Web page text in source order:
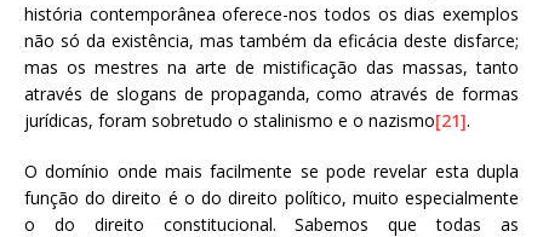
história contemporânea oferece-nos todos os dias exemplos
não só da existência, mas também da eficácia deste disfarce;
mas os mestres na arte de mistificação das massas, tanto
através de slogans de propaganda, como através de formas
jurídicas, foram sobretudo o stalinismo e o nazismo[21].
O domínio onde mais facilmente se pode revelar esta dupla
função do direito é o do direito político, muito especialmente
o do direito constitucional. Sabemos que todas as